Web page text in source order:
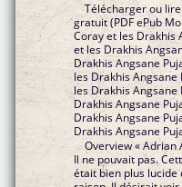
Télécharger ou
gratuit (PDF ePub
Coray et les Drakhis
et les Drakhis
Drakhis Angsane
les Drakhis Angsane
les Drakhis Angsane
Drakhis Angsane
Drakhis Angsane
Drakhis Angsane
Overview « Adrian
Il ne pouvait pas.
était bien plus